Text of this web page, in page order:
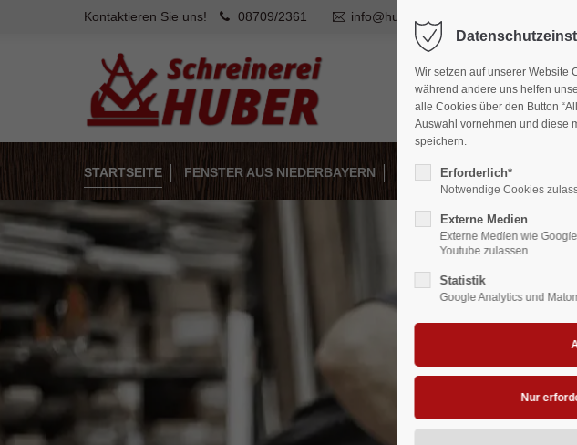
Login
Benutzername
Passwort
Anmelden
Lost your password?
Support
Lorem ipsum dolor sit amet:
24h/ 365days
We offer support for our customers
Mon - Fri 8:00am - 5:00pm (GMT
Kontaktieren Sie uns! 08709/2361 info@huber-schreinerei-buch.de
STARTSEITE FENSTER AUS NIEDERBAYERN TÜREN AUS NIEDERBAYERN
Wir setzen auf unserer Website
während andere uns helfen
alle Cookies über den Button
Auswahl vornehmen und diese
speichern.
Erforderlich*
Notwendige Cookies
Externe Medien
Externe Medien wie
Youtube zulassen
Statistik
Google Analytics und